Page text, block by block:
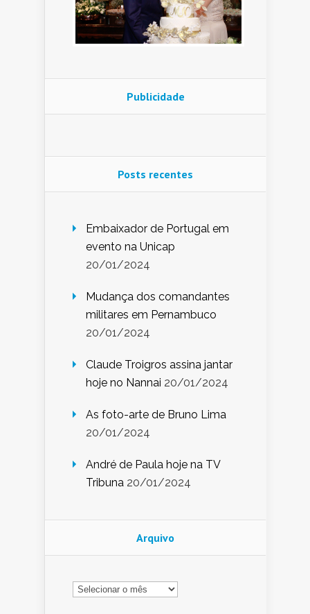
Publicidade
Posts recentes
Embaixador de Portugal em
evento na Unicap
20/01/2024
Mudança dos comandantes
militares em Pernambuco
20/01/2024
Claude Troigros assina jantar
hoje no Nannai 20/01/2024
As foto-arte de Bruno Lima
20/01/2024
André de Paula hoje na TV
Tribuna 20/01/2024
Arquivo
Arquivo